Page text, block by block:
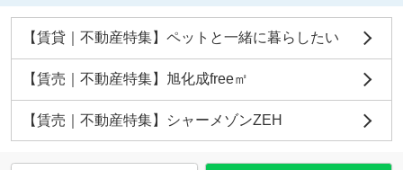
【賃貸｜不動産特集】ペットと一緒に暮らしたい
【賃売｜不動産特集】旭化成free㎡
【賃売｜不動産特集】シャーメゾンZEH